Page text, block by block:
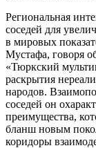
Региональная
соседей для
в мировых
Мустафа, говоря
«Тюркский
раскрытия
народов.
соседей он
преимущества,
бланш новым
коридоры